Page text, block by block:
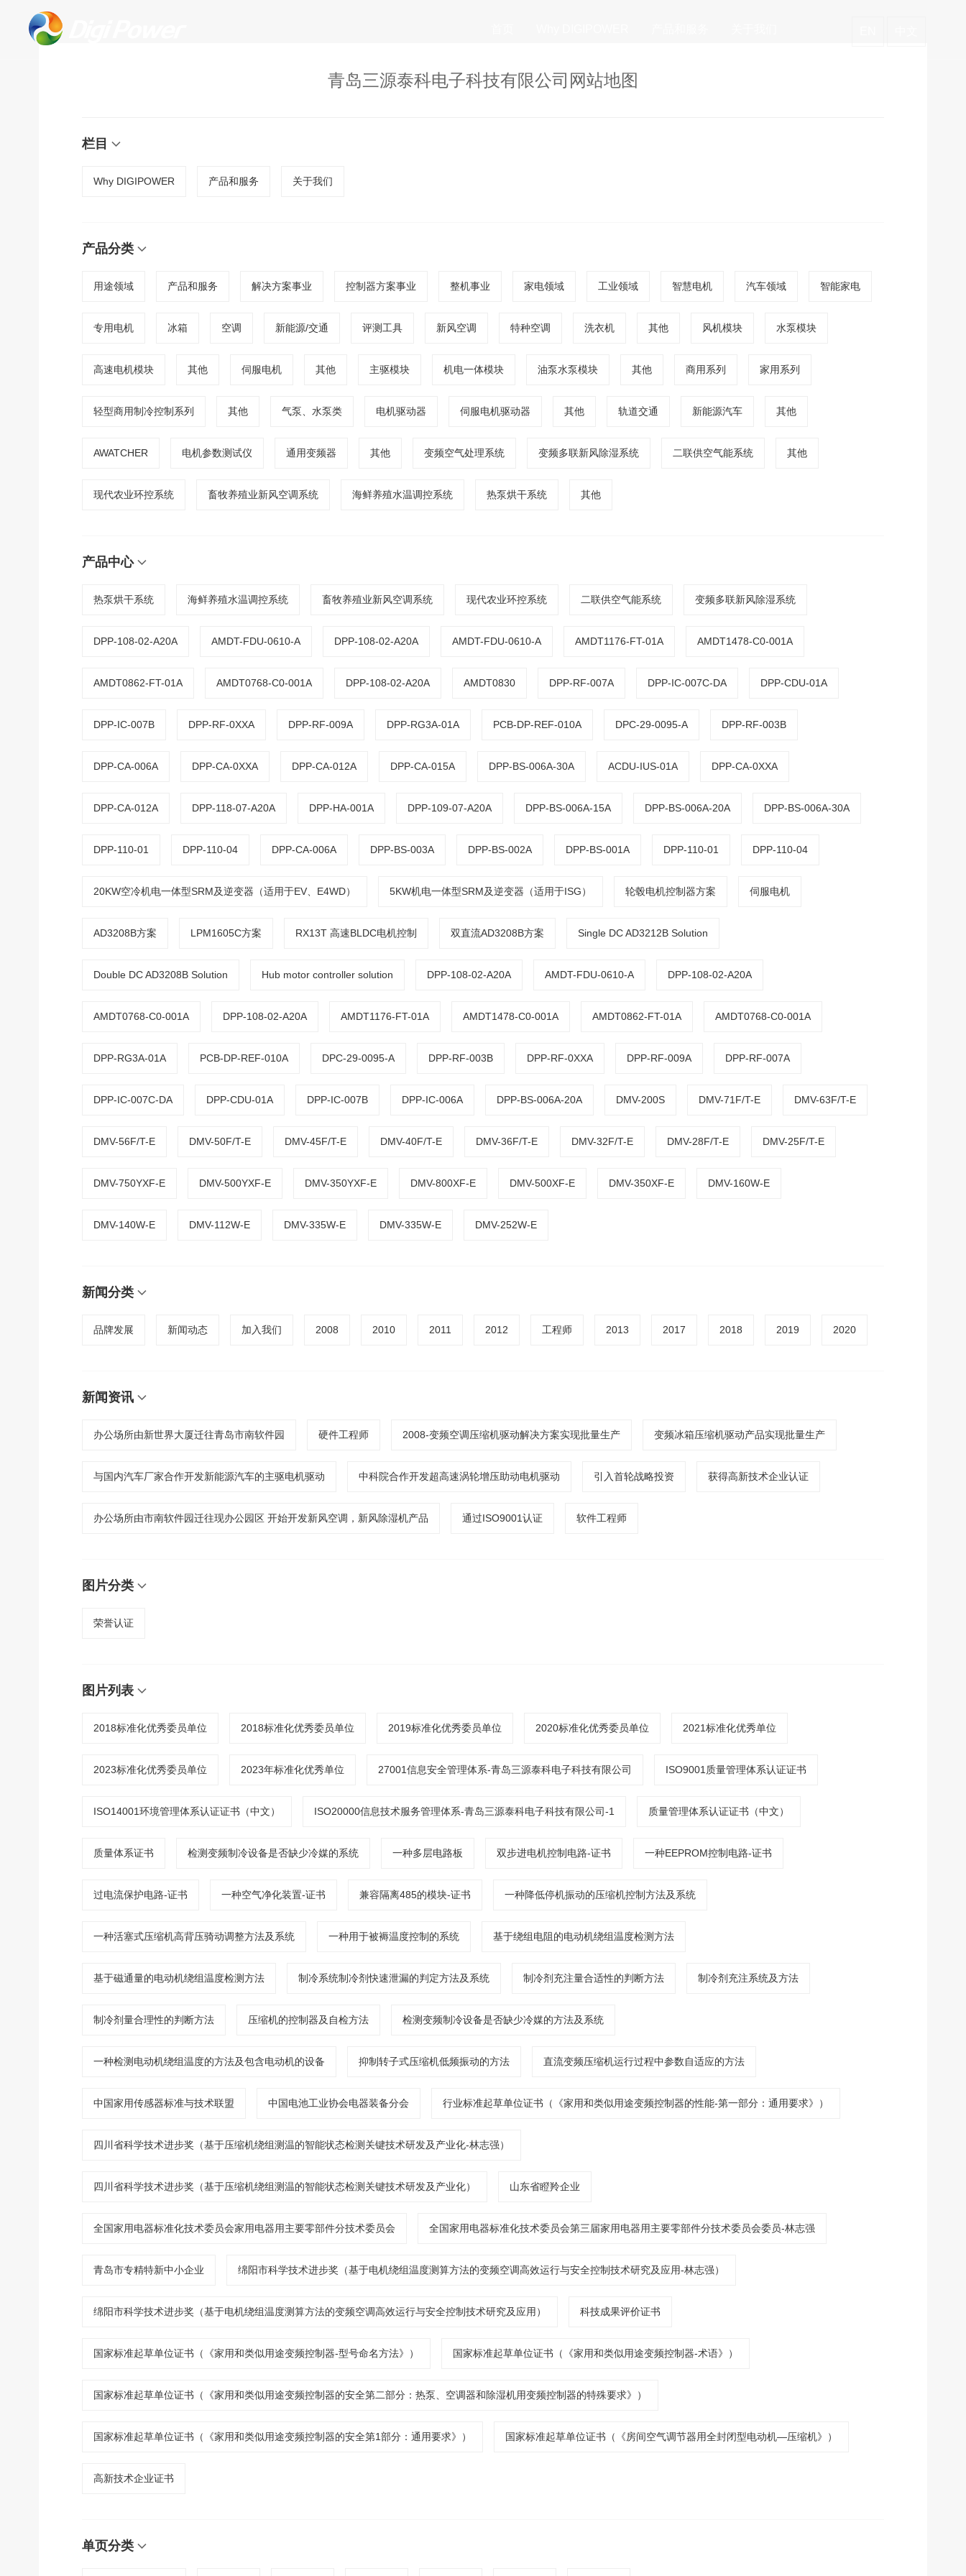
青岛三源泰科电子科技有限公司网站地图
栏目
Why DIGIPOWER 产品和服务 关于我们
产品分类
用途领域 产品和服务 解决方案事业 控制器方案事业 整机事业 家电领域 工业领域 智慧电机 汽车领域 智能家电
专用电机 冰箱 空调 新能源/交通 评测工具 新风空调 特种空调 洗衣机 其他 风机模块 水泵模块
高速电机模块 其他 伺服电机 其他 主驱模块 机电一体模块 油泵水泵模块 其他 商用系列 家用系列
轻型商用制冷控制系列 其他 气泵、水泵类 电机驱动器 伺服电机驱动器 其他 轨道交通 新能源汽车 其他
AWATCHER 电机参数测试仪 通用变频器 其他 变频空气处理系统 变频多联新风除湿系统 二联供空气能系统 其他
现代农业环控系统 畜牧养殖业新风空调系统 海鲜养殖水温调控系统 热泵烘干系统 其他
产品中心
热泵烘干系统 海鲜养殖水温调控系统 畜牧养殖业新风空调系统 现代农业环控系统 二联供空气能系统 变频多联新风除湿系统
DPP-108-02-A20A AMDT-FDU-0610-A DPP-108-02-A20A AMDT-FDU-0610-A AMDT1176-FT-01A AMDT1478-C0-001A
AMDT0862-FT-01A AMDT0768-C0-001A DPP-108-02-A20A AMDT0830 DPP-RF-007A DPP-IC-007C-DA DPP-CDU-01A
DPP-IC-007B DPP-RF-0XXA DPP-RF-009A DPP-RG3A-01A PCB-DP-REF-010A DPC-29-0095-A DPP-RF-003B
DPP-CA-006A DPP-CA-0XXA DPP-CA-012A DPP-CA-015A DPP-BS-006A-30A ACDU-IUS-01A DPP-CA-0XXA
DPP-CA-012A DPP-118-07-A20A DPP-HA-001A DPP-109-07-A20A DPP-BS-006A-15A DPP-BS-006A-20A DPP-BS-006A-30A
DPP-110-01 DPP-110-04 DPP-CA-006A DPP-BS-003A DPP-BS-002A DPP-BS-001A DPP-110-01 DPP-110-04
20KW空冷机电一体型SRM及逆变器（适用于EV、E4WD） 5KW机电一体型SRM及逆变器（适用于ISG） 轮毂电机控制器方案 伺服电机
AD3208B方案 LPM1605C方案 RX13T 高速BLDC电机控制 双直流AD3208B方案 Single DC AD3212B Solution
Double DC AD3208B Solution Hub motor controller solution DPP-108-02-A20A AMDT-FDU-0610-A DPP-108-02-A20A
AMDT0768-C0-001A DPP-108-02-A20A AMDT1176-FT-01A AMDT1478-C0-001A AMDT0862-FT-01A AMDT0768-C0-001A
DPP-RG3A-01A PCB-DP-REF-010A DPC-29-0095-A DPP-RF-003B DPP-RF-0XXA DPP-RF-009A DPP-RF-007A
DPP-IC-007C-DA DPP-CDU-01A DPP-IC-007B DPP-IC-006A DPP-BS-006A-20A DMV-200S DMV-71F/T-E DMV-63F/T-E
DMV-56F/T-E DMV-50F/T-E DMV-45F/T-E DMV-40F/T-E DMV-36F/T-E DMV-32F/T-E DMV-28F/T-E DMV-25F/T-E
DMV-750YXF-E DMV-500YXF-E DMV-350YXF-E DMV-800XF-E DMV-500XF-E DMV-350XF-E DMV-160W-E
DMV-140W-E DMV-112W-E DMV-335W-E DMV-335W-E DMV-252W-E
新闻分类
品牌发展 新闻动态 加入我们 2008 2010 2011 2012 工程师 2013 2017 2018 2019 2020
新闻资讯
办公场所由新世界大厦迁往青岛市南软件园 硬件工程师 2008-变频空调压缩机驱动解决方案实现批量生产 变频冰箱压缩机驱动产品实现批量生产
与国内汽车厂家合作开发新能源汽车的主驱电机驱动 中科院合作开发超高速涡轮增压助动电机驱动 引入首轮战略投资 获得高新技术企业认证
办公场所由市南软件园迁往现办公园区 开始开发新风空调，新风除湿机产品 通过ISO9001认证 软件工程师
图片分类
荣誉认证
图片列表
2018标准化优秀委员单位 2018标准化优秀委员单位 2019标准化优秀委员单位 2020标准化优秀委员单位 2021标准化优秀单位
2023标准化优秀委员单位 2023年标准化优秀单位 27001信息安全管理体系-青岛三源泰科电子科技有限公司 ISO9001质量管理体系认证证书
ISO14001环境管理体系认证证书（中文） ISO20000信息技术服务管理体系-青岛三源泰科电子科技有限公司-1 质量管理体系认证证书（中文）
质量体系证书 检测变频制冷设备是否缺少冷媒的系统 一种多层电路板 双步进电机控制电路-证书 一种EEPROM控制电路-证书
过电流保护电路-证书 一种空气净化装置-证书 兼容隔离485的模块-证书 一种降低停机振动的压缩机控制方法及系统
一种活塞式压缩机高背压骑动调整方法及系统 一种用于被褥温度控制的系统 基于绕组电阻的电动机绕组温度检测方法
基于磁通量的电动机绕组温度检测方法 制冷系统制冷剂快速泄漏的判定方法及系统 制冷剂充注量合适性的判断方法 制冷剂充注系统及方法
制冷剂量合理性的判断方法 压缩机的控制器及自检方法 检测变频制冷设备是否缺少冷媒的方法及系统
一种检测电动机绕组温度的方法及包含电动机的设备 抑制转子式压缩机低频振动的方法 直流变频压缩机运行过程中参数自适应的方法
中国家用传感器标准与技术联盟 中国电池工业协会电器装备分会 行业标准起草单位证书（《家用和类似用途变频控制器的性能-第一部分：通用要求》）
四川省科学技术进步奖（基于压缩机绕组测温的智能状态检测关键技术研发及产业化-林志强）
四川省科学技术进步奖（基于压缩机绕组测温的智能状态检测关键技术研发及产业化） 山东省瞪羚企业
全国家用电器标准化技术委员会家用电器用主要零部件分技术委员会 全国家用电器标准化技术委员会第三届家用电器用主要零部件分技术委员会委员-林志强
青岛市专精特新中小企业 绵阳市科学技术进步奖（基于电机绕组温度测算方法的变频空调高效运行与安全控制技术研究及应用-林志强）
绵阳市科学技术进步奖（基于电机绕组温度测算方法的变频空调高效运行与安全控制技术研究及应用） 科技成果评价证书
国家标准起草单位证书（《家用和类似用途变频控制器-型号命名方法》） 国家标准起草单位证书（《家用和类似用途变频控制器-术语》）
国家标准起草单位证书（《家用和类似用途变频控制器的安全第二部分：热泵、空调器和除湿机用变频控制器的特殊要求》）
国家标准起草单位证书（《家用和类似用途变频控制器的安全第1部分：通用要求》） 国家标准起草单位证书（《房间空气调节器用全封闭型电动机—压缩机》）
高新技术企业证书
单页分类